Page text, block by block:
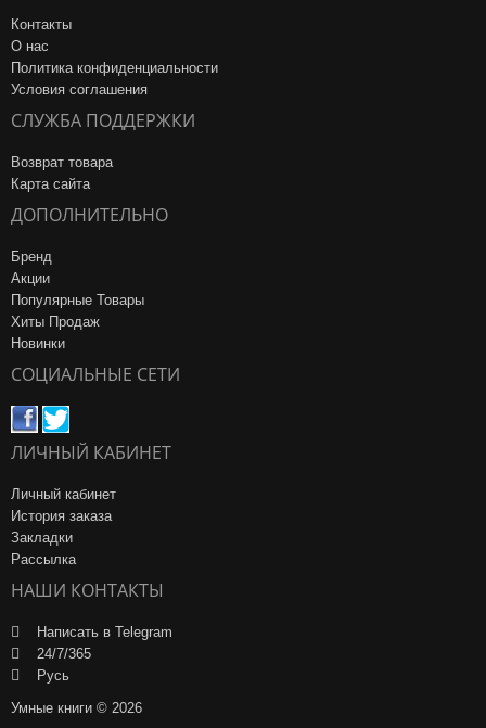
Контакты
О нас
Политика конфиденциальности
Условия соглашения
СЛУЖБА ПОДДЕРЖКИ
Возврат товара
Карта сайта
ДОПОЛНИТЕЛЬНО
Бренд
Акции
Популярные Товары
Хиты Продаж
Новинки
СОЦИАЛЬНЫЕ СЕТИ
ЛИЧНЫЙ КАБИНЕТ
Личный кабинет
История заказа
Закладки
Рассылка
НАШИ КОНТАКТЫ
Написать в Telegram
24/7/365
Русь
Умные книги © 2026